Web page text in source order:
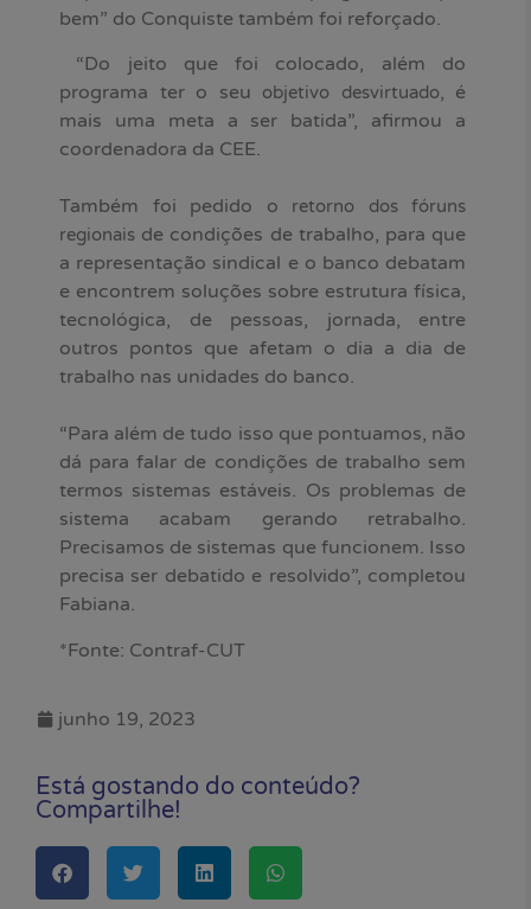
bem” do Conquiste também foi reforçado.
“Do jeito que foi colocado, além do
programa ter o seu
objetivo desvirtuado, é
mais uma meta a ser batida”, afirmou a
coordenadora da CEE.
Também foi pedido o
retorno dos fóruns
regionais de condições de trabalho, para que
a representação sindical e o banco debatam
e encontrem soluções sobre estrutura física,
tecnológica, de pessoas, jornada, entre
outros pontos que afetam o dia a dia de
trabalho nas unidades do banco.
“Para além de tudo isso que pontuamos, não
dá para falar de condições de trabalho sem
termos sistemas estáveis. Os problemas de
sistema acabam gerando retrabalho.
Precisamos de sistemas que funcionem. Isso
precisa ser debatido e resolvido”, completou
Fabiana.
*Fonte: Contraf-CUT
junho 19, 2023
Está gostando do conteúdo?
Compartilhe!